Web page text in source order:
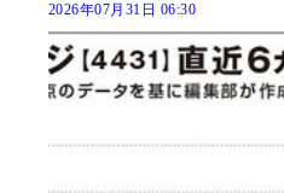
2026年07月31日 06:30